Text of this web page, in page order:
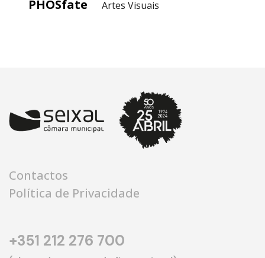
PHOSfate
Artes Visuais
Contactos
Política de Privacidade
+351 212 276 700